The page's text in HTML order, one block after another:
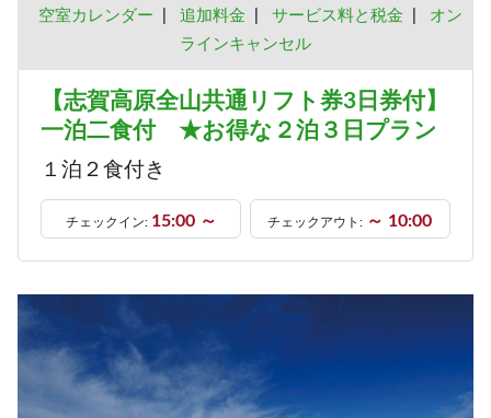
空室カレンダー 追加料金 サービス料と税金
オン
ラインキャンセル
【志賀高原全山共通リフト券3日券付】
一泊二食付 ★お得な２泊３日プラン
１泊２食付き
チェックイン: 15:00 ～ チェックアウト: ～ 10:00